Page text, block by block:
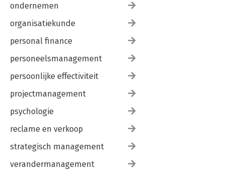
ondernemen
organisatiekunde
personal finance
personeelsmanagement
persoonlijke effectiviteit
projectmanagement
psychologie
reclame en verkoop
strategisch management
verandermanagement